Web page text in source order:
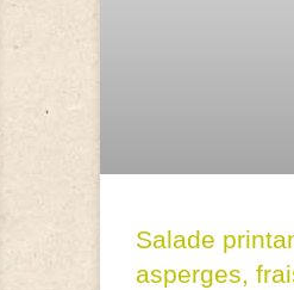
Salade
asperges,